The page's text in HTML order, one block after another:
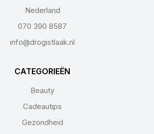
Nederland
070 390 8587
info@drogistlaak.nl
CATEGORIEËN
Beauty
Cadeautips
Gezondheid